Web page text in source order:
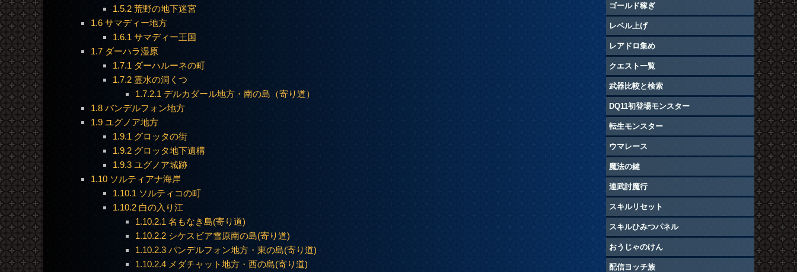
1.5.2 荒野の地下迷宮
1.6 サマディー地方
1.6.1 サマディー王国
1.7 ダーハラ湿原
1.7.1 ダーハルーネの町
1.7.2 霊水の洞くつ
1.7.2.1 デルカダール地方・南の島（寄り道）
1.8 バンデルフォン地方
1.9 ユグノア地方
1.9.1 グロッタの街
1.9.2 グロッタ地下遺構
1.9.3 ユグノア城跡
1.10 ソルティアナ海岸
1.10.1 ソルティコの町
1.10.2 白の入り江
1.10.2.1 名もなき島(寄り道)
1.10.2.2 シケスビア雪原南の島(寄り道)
1.10.2.3 バンデルフォン地方・東の島(寄り道)
1.10.2.4 メダチャット地方・西の島(寄り道)
ゴールド稼ぎ
レベル上げ
レアドロ集め
クエスト一覧
武器比較と検索
DQ11初登場モンスター
転生モンスター
ウマレース
魔法の鍵
連武討魔行
スキルリセット
スキルひみつパネル
おうじゃのけん
配信ヨッチ族